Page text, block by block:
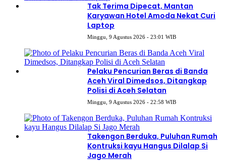
Tak Terima Dipecat, Mantan
Karyawan Hotel Amoda Nekat Curi
Laptop
Minggu, 9 Agustus 2026 - 23:01 WIB
Pelaku Pencurian Beras di Banda
Aceh Viral Dimedsos, Ditangkap
Polisi di Aceh Selatan
Minggu, 9 Agustus 2026 - 22:58 WIB
Takengon Berduka, Puluhan Rumah
Kontruksi kayu Hangus Dilalap Si
Jago Merah